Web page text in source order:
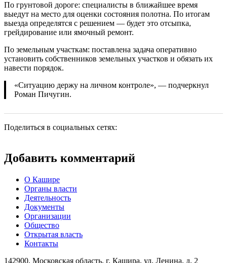
По грунтовой дороге: специалисты в ближайшее время
выедут на место для оценки состояния полотна. По итогам
выезда определятся с решением — будет это отсыпка,
грейдирование или ямочный ремонт.
По земельным участкам: поставлена задача оперативно
установить собственников земельных участков и обязать их
навести порядок.
«Ситуацию держу на личном контроле», — подчеркнул
Роман Пичугин.
Поделиться в социальных сетях:
Добавить комментарий
О Кашире
Органы власти
Деятельность
Документы
Организации
Общество
Открытая власть
Контакты
142900, Московская область, г. Кашира, ул. Ленина, д. 2